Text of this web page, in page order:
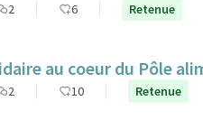
2 6 Retenue
au coeur du Pôle
2 10 Retenue